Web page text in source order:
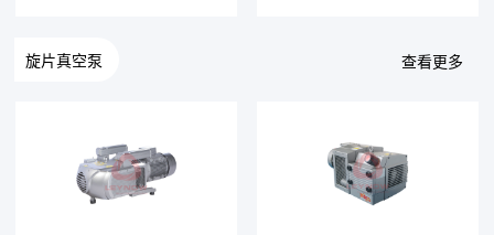
旋片真空泵 查看更多